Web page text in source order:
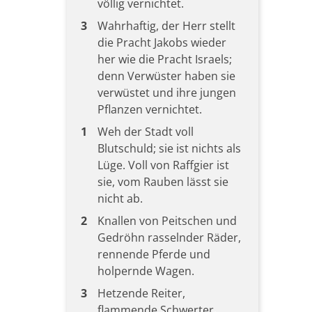
völlig vernichtet.
3
Wahrhaftig, der Herr stellt
die Pracht Jakobs wieder
her wie die Pracht Israels;
denn Verwüster haben sie
verwüstet und ihre jungen
Pflanzen vernichtet.
1
Weh der Stadt voll
Blutschuld; sie ist nichts als
Lüge. Voll von Raffgier ist
sie, vom Rauben lässt sie
nicht ab.
2
Knallen von Peitschen und
Gedröhn rasselnder Räder,
rennende Pferde und
holpernde Wagen.
3
Hetzende Reiter,